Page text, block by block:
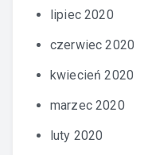
lipiec 2020
czerwiec 2020
kwiecień 2020
marzec 2020
luty 2020